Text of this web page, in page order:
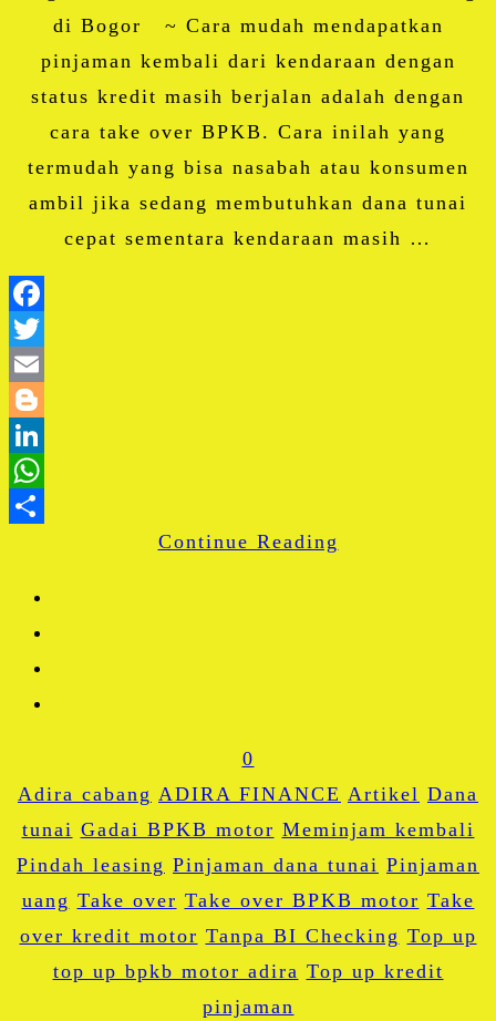
di Bogor ~ Cara mudah mendapatkan
pinjaman kembali dari kendaraan dengan
status kredit masih berjalan adalah dengan
cara take over BPKB. Cara inilah yang
termudah yang bisa nasabah atau konsumen
ambil jika sedang membutuhkan dana tunai
cepat sementara kendaraan masih …
Share
Continue Reading
0
Adira cabang ADIRA FINANCE Artikel Dana
tunai Gadai BPKB motor Meminjam kembali
Pindah leasing Pinjaman dana tunai Pinjaman
uang Take over Take over BPKB motor Take
over kredit motor Tanpa BI Checking Top up
top up bpkb motor adira Top up kredit
pinjaman